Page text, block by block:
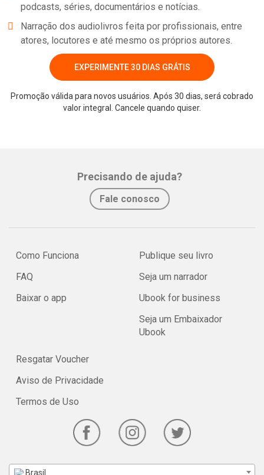
podcasts, séries, documentários e notícias.
Narração dos audiolivros feita por profissionais, entre
atores, locutores e até mesmo os próprios autores.
EXPERIMENTE 30 DIAS GRÁTIS
Promoção válida para novos usuários. Após 30 dias, será cobrado
valor integral. Cancele quando quiser.
Precisando de ajuda?
Fale conosco
Como Funciona
FAQ
Baixar o app
Publique seu livro
Seja um narrador
Ubook for business
Seja um Embaixador
Ubook
Resgatar Voucher
Aviso de Privacidade
Termos de Uso
Brasil
Whatsapp Facebook Twitter